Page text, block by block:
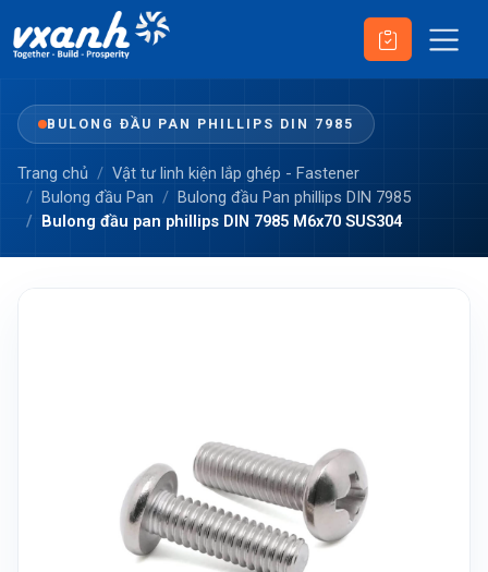
BULONG ĐẦU PAN PHILLIPS DIN 7985
Trang chủ
Vật tư linh kiện lắp ghép - Fastener
Bulong đầu Pan
Bulong đầu Pan phillips DIN 7985
Bulong đầu pan phillips DIN 7985 M6x70 SUS304